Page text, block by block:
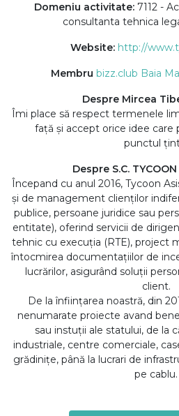
Domeniu activitate:7112 -
consultanta tehnica
Website: http://
Membru bizz.club Baia
Despre Mircea
Îmi place să respect termenele
față și accept orice idee care
punctul
Despre S.C. TYCOON
Începand cu anul 2016, Tycoon
și de management clienților
publice, persoane juridice sau
entitate), oferind servicii de
tehnic cu execuția (RTE), project
întocmirea documentațiilor de
lucrărilor, asigurând soluții
client.
De la înființarea noastră, din
nenumarate proiecte avand
sau instuții ale statului, de la
industriale, centre comerciale,
grădinițe, până la lucrari de
pe cablu.